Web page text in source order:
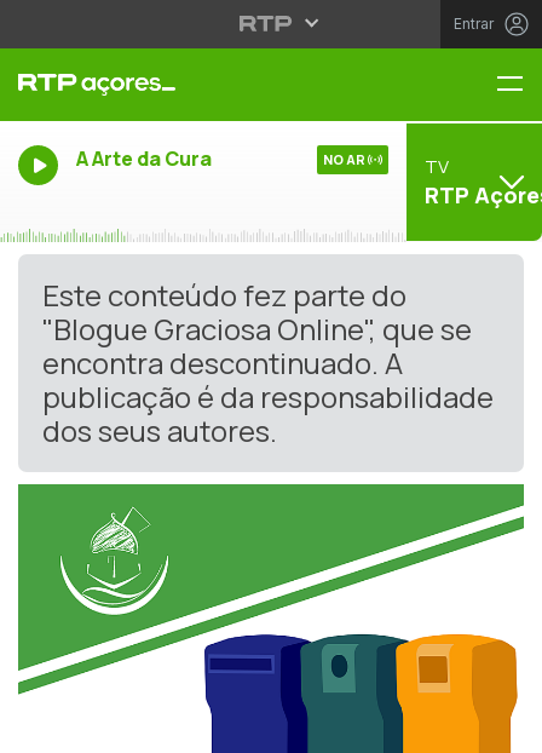
Entrar
A Arte da Cura NO AR TV
RTP
Este conteúdo fez parte do
"Blogue Graciosa Online", que se
encontra descontinuado. A
publicação é da responsabilidade
dos seus autores.